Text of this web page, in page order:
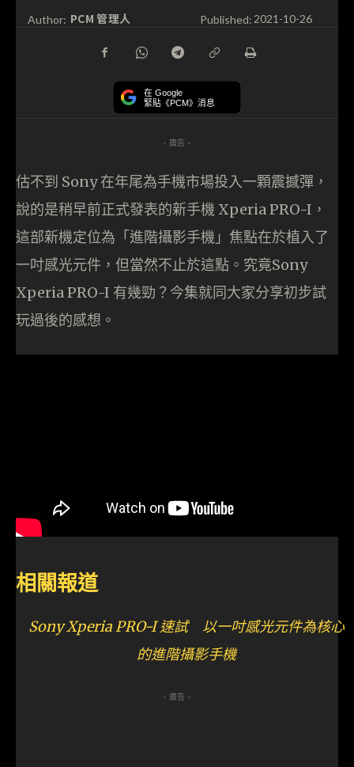
Author: PCM 管理人 Published:2021-10-26
在 Google
緊貼《PCM》消息
- 廣告 -
估不到 Sony 在年尾為手機市場投入一顆震撼彈，
說的是稍早前正式發表的新手機 Xperia PRO-I，
這部新機定位為「進階攝影手機」焦點在於植入了
一吋感光元件，但當然不止於這點。究竟Sony
Xperia PRO-I 有幾勁？今集就同大家分享初步試
玩過後的感想。
相關報道
Sony Xperia PRO-I 速試 以一吋感光元件為核心
的進階攝影手機
- 廣告 -